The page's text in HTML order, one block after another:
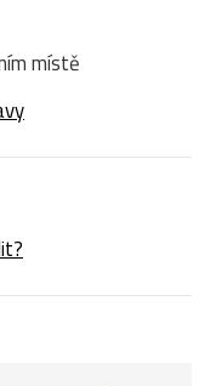
místě